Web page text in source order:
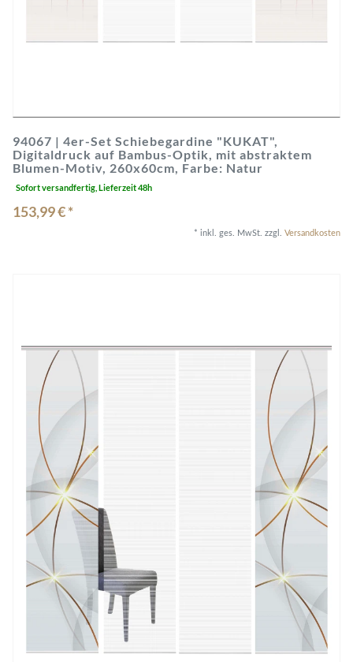
94067 | 4er-Set Schiebegardine "KUKAT",
Digitaldruck auf Bambus-Optik, mit abstraktem
Blumen-Motiv, 260x60cm, Farbe: Natur
Sofort versandfertig, Lieferzeit 48h
153,99 € *
* inkl. ges. MwSt. zzgl. Versandkosten